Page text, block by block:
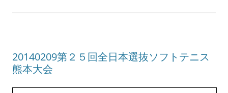
20140209第２５回全日本選抜ソフトテニス
熊本大会